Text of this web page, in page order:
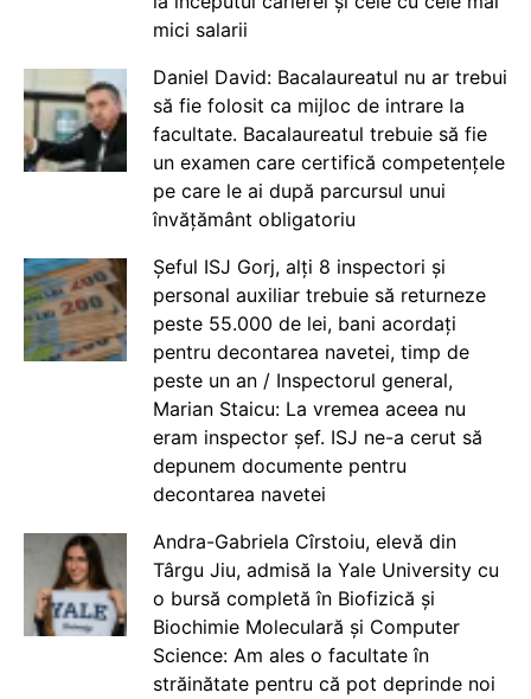
mici salarii
Daniel David: Bacalaureatul nu ar trebui
să fie folosit ca mijloc de intrare la
facultate. Bacalaureatul trebuie să fie
un examen care certifică competențele
pe care le ai după parcursul unui
învățământ obligatoriu
Șeful ISJ Gorj, alți 8 inspectori și
personal auxiliar trebuie să returneze
peste 55.000 de lei, bani acordați
pentru decontarea navetei, timp de
peste un an / Inspectorul general,
Marian Staicu: La vremea aceea nu
eram inspector șef. ISJ ne-a cerut să
depunem documente pentru
decontarea navetei
Andra-Gabriela Cîrstoiu, elevă din
Târgu Jiu, admisă la Yale University cu
o bursă completă în Biofizică și
Biochimie Moleculară și Computer
Science: Am ales o facultate în
străinătate pentru că pot deprinde noi